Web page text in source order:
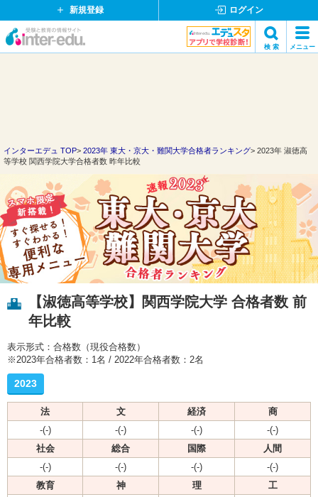
新規登録 ログイン
イ
ド
ッ
ト
コ
ム
検 索 メニュー
インターエデュ TOP 2023年 東大・京大・難関大学合格者ランキング
2023年 淑徳高
等学校 関西学院大学合格者数 昨年比較
【淑徳高等学校】関西学院大学 合格者数 前
年比較
表示形式：合格数（現役合格数）
※2023年合格者数：1名 / 2022年合格者数：2名
2023
法 文 経済
商
-(-)
-(-) -(-)
-(-)
社会
総合 国際
人間
-(-)
-(-) -(-)
-(-)
教育
神 理
工